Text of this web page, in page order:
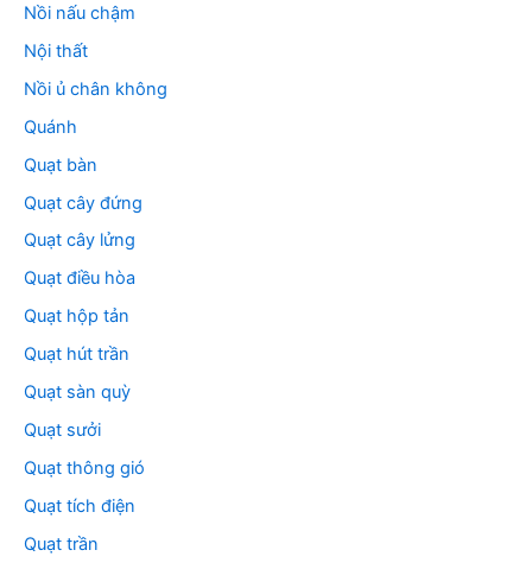
Nồi nấu chậm
Nội thất
Nồi ủ chân không
Quánh
Quạt bàn
Quạt cây đứng
Quạt cây lửng
Quạt điều hòa
Quạt hộp tản
Quạt hút trần
Quạt sàn quỳ
Quạt sưởi
Quạt thông gió
Quạt tích điện
Quạt trần